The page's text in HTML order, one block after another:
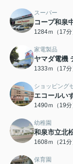
スーパー
コープ和泉
1284ｍ（17分
家電製品
ヤマダ電機
1333ｍ（17分
ショッピング
エコールい
1490ｍ（19分
幼稚園
和泉市立北
1608ｍ（21分
保育園